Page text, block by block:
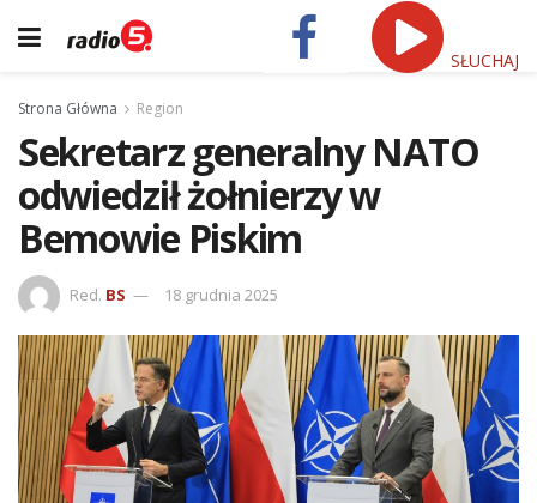
SŁUCHAJ
Strona Główna Region
Sekretarz generalny NATO
odwiedził żołnierzy w
Bemowie Piskim
Red. BS 18 grudnia 2025